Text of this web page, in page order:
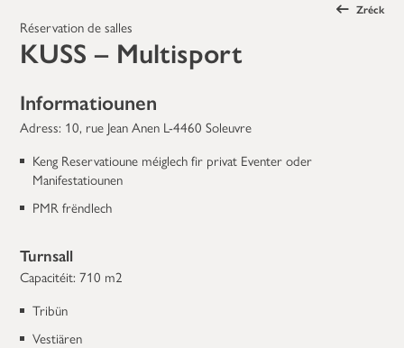
Zréck
Réservation de salles
KUSS – Multisport
Informatiounen
Adress: 10, rue Jean Anen L-4460 Soleuvre
Keng Reservatioune méiglech fir privat Eventer oder
Manifestatiounen
PMR frëndlech
Turnsall
Capacitéit: 710 m2
Tribün
Vestiären